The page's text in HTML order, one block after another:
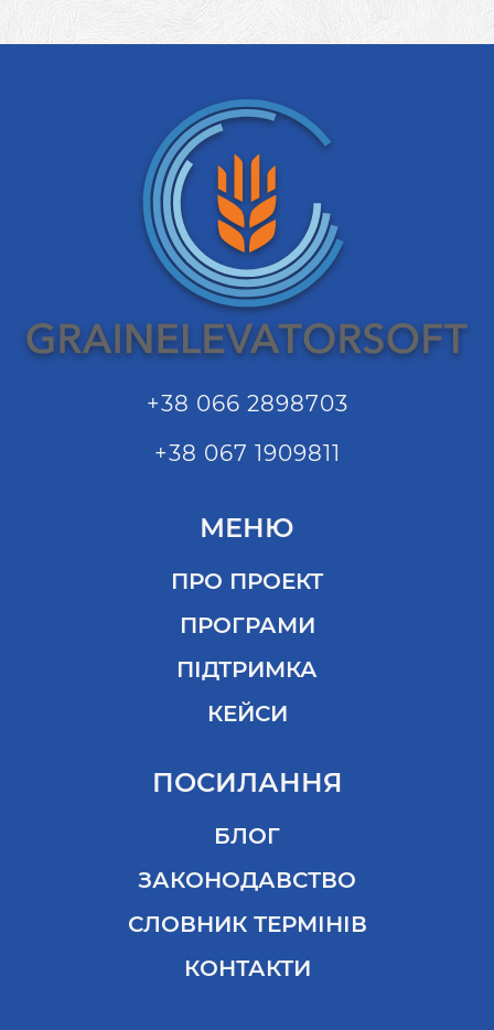
+38 066 2898703
+38 067 1909811
МЕНЮ
ПРО ПРОЕКТ
ПРОГРАМИ
ПІДТРИМКА
КЕЙСИ
ПОСИЛАННЯ
БЛОГ
ЗАКОНОДАВСТВО
СЛОВНИК ТЕРМІНІВ
КОНТАКТИ